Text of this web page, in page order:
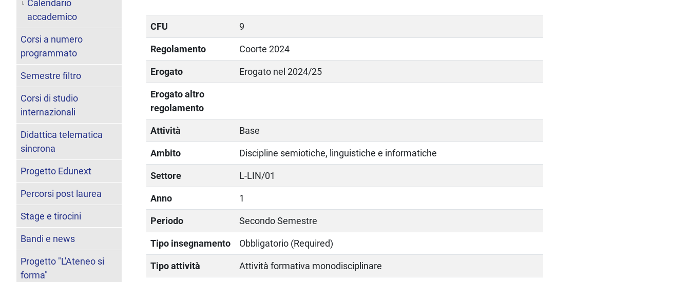
CFU 9
Regolamento Coorte 2024
Erogato Erogato nel 2024/25
Erogato altro
regolamento
Attività Base
Ambito Discipline semiotiche, linguistiche e informatiche
Settore L-LIN/01
Anno 1
Periodo Secondo Semestre
Tipo insegnamento Obbligatorio (Required)
Tipo attività Attività formativa monodisciplinare
Calendario
accademico
Corsi a numero
programmato
Semestre filtro
Corsi di studio
internazionali
Didattica telematica
sincrona
Progetto Edunext
Percorsi post laurea
Stage e tirocini
Bandi e news
Progetto "L'Ateneo si
forma"